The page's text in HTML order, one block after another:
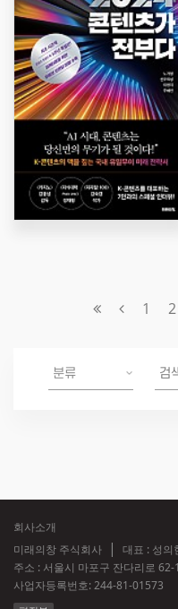
1 2
회사소개
미래의창 주식회사
대표 : 성의
주소 : 서울시 마포구 잔다리로
사업자등록번호:244-81-01573